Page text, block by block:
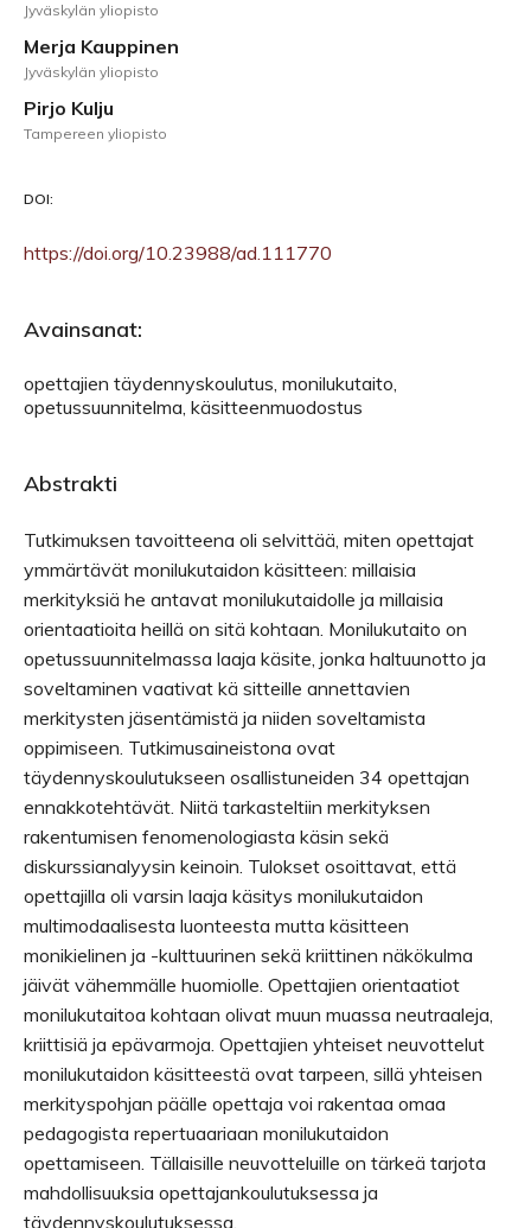
Jyväskylän yliopisto
Merja Kauppinen
Jyväskylän yliopisto
Pirjo Kulju
Tampereen yliopisto
DOI:
https://doi.org/10.23988/ad.111770
Avainsanat:
opettajien täydennyskoulutus, monilukutaito,
opetussuunnitelma, käsitteenmuodostus
Abstrakti
Tutkimuksen tavoitteena oli selvittää, miten opettajat
ymmärtävät monilukutaidon käsitteen: millaisia
merkityksiä he antavat monilukutaidolle ja millaisia
orientaatioita heillä on sitä kohtaan. Monilukutaito on
opetussuunnitelmassa laaja käsite, jonka haltuunotto ja
soveltaminen vaativat kä sitteille annettavien
merkitysten jäsentämistä ja niiden soveltamista
oppimiseen. Tutkimusaineistona ovat
täydennyskoulutukseen osallistuneiden 34 opettajan
ennakkotehtävät. Niitä tarkasteltiin merkityksen
rakentumisen fenomenologiasta käsin sekä
diskurssianalyysin keinoin. Tulokset osoittavat, että
opettajilla oli varsin laaja käsitys monilukutaidon
multimodaalisesta luonteesta mutta käsitteen
monikielinen ja -kulttuurinen sekä kriittinen näkökulma
jäivät vähemmälle huomiolle. Opettajien orientaatiot
monilukutaitoa kohtaan olivat muun muassa neutraaleja,
kriittisiä ja epävarmoja. Opettajien yhteiset neuvottelut
monilukutaidon käsitteestä ovat tarpeen, sillä yhteisen
merkityspohjan päälle opettaja voi rakentaa omaa
pedagogista repertuaariaan monilukutaidon
opettamiseen. Tällaisille neuvotteluille on tärkeä tarjota
mahdollisuuksia opettajankoulutuksessa ja
täydennyskoulutuksessa.